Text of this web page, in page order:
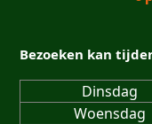
Bezoeken kan
Dinsdag
Woensdag